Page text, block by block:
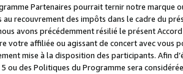
Partenaires pourrait ternir notre marque
recouvrement des impôts dans le cadre du
avons précédemment résilié le présent
votre affiliée ou agissant de concert avec vous
mise à la disposition des participants. Afin
ou des Politiques du Programme sera